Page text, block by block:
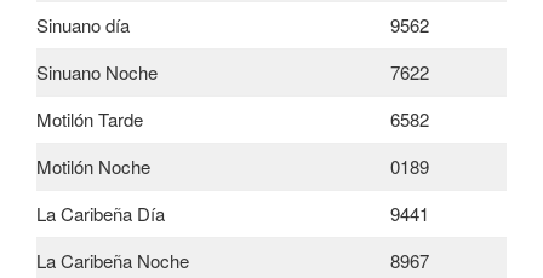
Sinuano día
9562
Sinuano Noche
7622
Motilón Tarde
6582
Motilón Noche
0189
La Caribeña Día
9441
La Caribeña Noche
8967